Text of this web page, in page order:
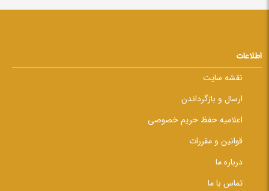
اطلاعات
نقشه سایت
ارسال و بازگرداندن
اعلامیه حفظ حریم خصوصی
قوانین و مقررات
درباره ما
تماس با ما